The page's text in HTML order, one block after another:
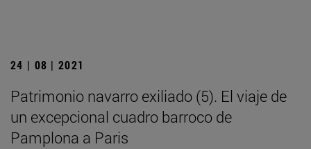
24 | 08 | 2021
Patrimonio navarro exiliado (5). El viaje de
un excepcional cuadro barroco de
Pamplona a Paris